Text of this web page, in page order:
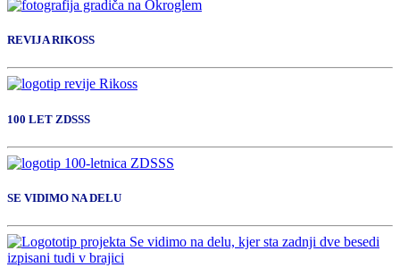
REVIJA RIKOSS
100 LET ZDSSS
SE VIDIMO NA DELU